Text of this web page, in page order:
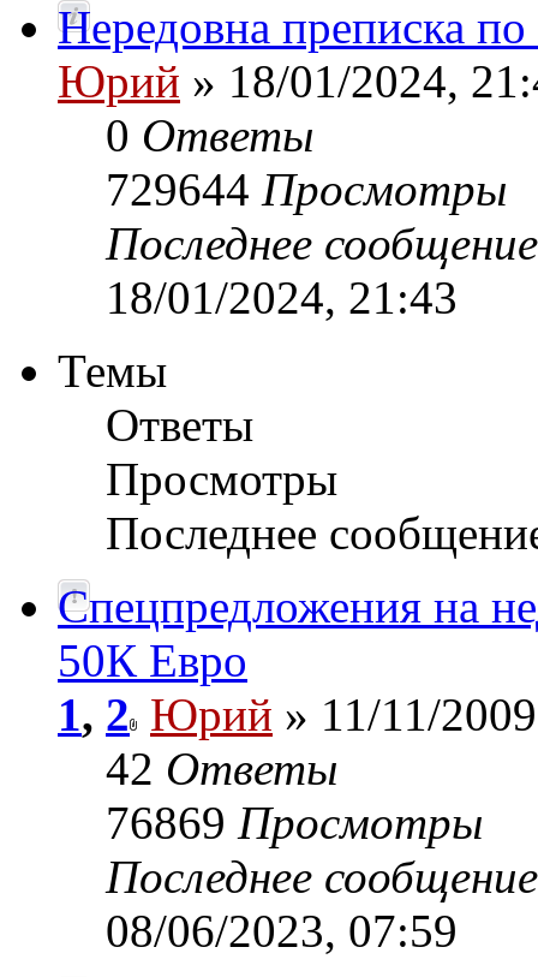
Нередовна преписка
Юрий » 18/01/2024,
0 Ответы
729644 Просмотры
Последнее
18/01/2024, 21:43
Темы
Ответы
Просмотры
Последнее
Спецпредложения на
50К Евро
1, 2 Юрий » 11/11/
42 Ответы
76869 Просмотры
Последнее
08/06/2023, 07:59